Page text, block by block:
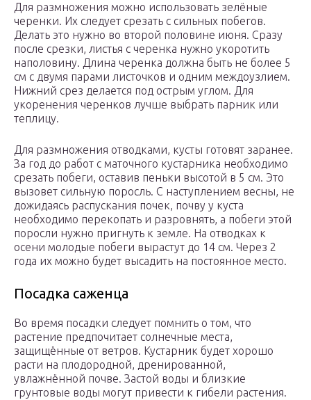
Для размножения можно использовать зелёные
черенки. Их следует срезать с сильных побегов.
Делать это нужно во второй половине июня. Сразу
после срезки, листья с черенка нужно укоротить
наполовину. Длина черенка должна быть не более 5
см с двумя парами листочков и одним междоузлием.
Нижний срез делается под острым углом. Для
укоренения черенков лучше выбрать парник или
теплицу.
Для размножения отводками, кусты готовят заранее.
За год до работ с маточного кустарника необходимо
срезать побеги, оставив пеньки высотой в 5 см. Это
вызовет сильную поросль. С наступлением весны, не
дожидаясь распускания почек, почву у куста
необходимо перекопать и разровнять, а побеги этой
поросли нужно пригнуть к земле. На отводках к
осени молодые побеги вырастут до 14 см. Через 2
года их можно будет высадить на постоянное место.
Посадка саженца
Во время посадки следует помнить о том, что
растение предпочитает солнечные места,
защищённые от ветров. Кустарник будет хорошо
расти на плодородной, дренированной,
увлажнённой почве. Застой воды и близкие
грунтовые воды могут привести к гибели растения.